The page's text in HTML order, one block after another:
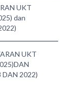
UKT
dan
UKT
DAN 2022)